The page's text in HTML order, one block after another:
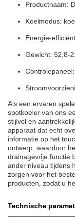
Productnaam:
Koelmodus:
Energie-
Gewicht: 52,8-
Als een ervaren
spotkoeler van ons
stijlvol en
apparaat dat echt
informatie op het
ontwerp, waardoor
drainagevrije functie
ander niveau tijdens
zorgen voor het
producten, zodat u
Technische